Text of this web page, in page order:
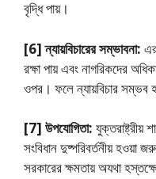
বৃদ্ধি পায়।
[6] ন্যায়বিচারের সম্ভাবনা:
রক্ষা পায় এবং নাগরিকদের
ওপর। ফলে ন্যায়বিচার সম্ভব
[7] উপযােগিতা: যুক্তরাষ্ট্রীয়
সংবিধান দুষ্পরিবর্তনীয় হওয়া
সরকারের ক্ষমতায় অযথা